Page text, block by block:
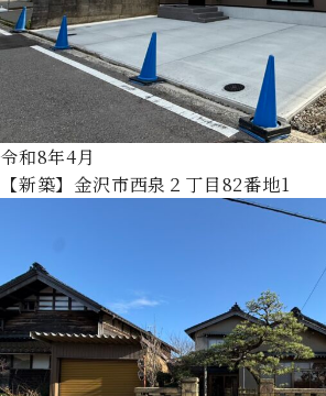
令和8年4月
【新築】金沢市西泉２丁目82番地1